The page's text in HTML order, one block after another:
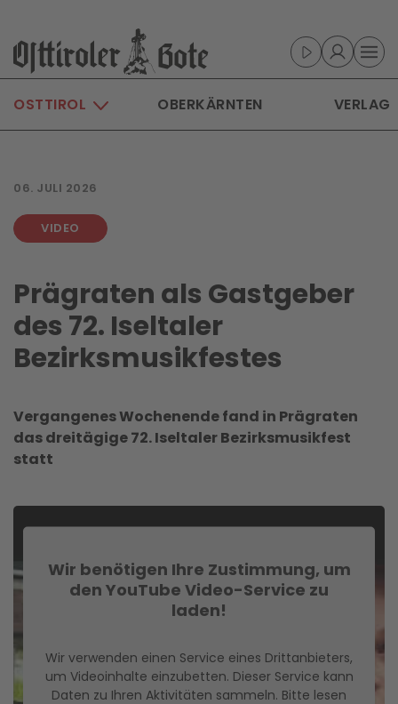
Skip to main content
OSTTIROL OBERKÄRNTEN VERLAG
06. JULI 2026
VIDEO
Prägraten als Gastgeber
des 72. Iseltaler
Bezirksmusikfest­es
Vergangenes Wochenende fand in Prägraten
das dreitägige 72. Iseltaler Bezirksmusikfest
statt
Wir benötigen Ihre Zustimmung, um
den YouTube Video-Service zu
laden!
Wir verwenden einen Service eines Drittanbieters,
um Videoinhalte einzubetten. Dieser Service kann
Daten zu Ihren Aktivitäten sammeln. Bitte lesen